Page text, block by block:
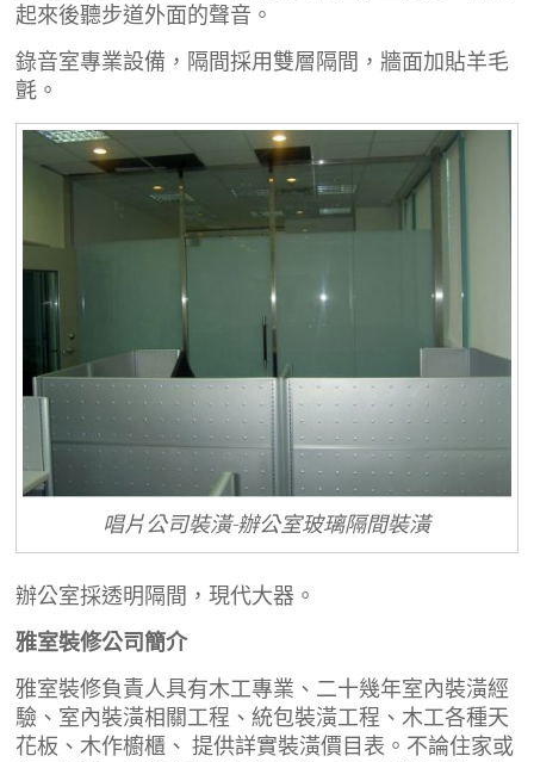
起來後聽步道外面的聲音。
錄音室專業設備，隔間採用雙層隔間，牆面加貼羊毛
氈。
唱片公司裝潢-辦公室玻璃隔間裝潢
辦公室採透明隔間，現代大器。
雅室裝修公司簡介
雅室裝修負責人具有木工專業、二十幾年室內裝潢經
驗、室內裝潢相關工程、統包裝潢工程、木工各種天
花板、木作櫥櫃、 提供詳實裝潢價目表。不論住家或